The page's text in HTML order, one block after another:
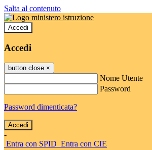
Salta al contenuto
Accedi
Accedi
button close ×
Nome Utente
Password
Password dimenticata?
-
Entra con SPID Entra con CIE